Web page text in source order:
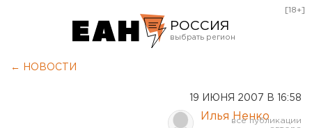
РОССИЯ
Курган
[18+]
← НОВОСТИ
19 ИЮНЯ 2007 В 16:58
Илья Ненко